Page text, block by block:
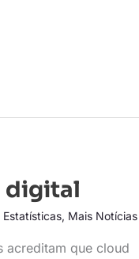
digital
Estatísticas, Mais Notícias
acreditam que cloud